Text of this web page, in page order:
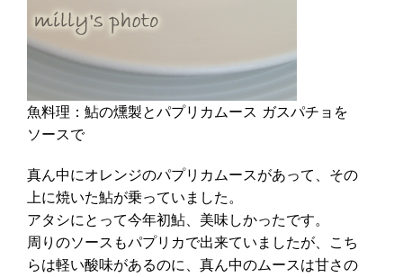
魚料理：鮎の燻製とパプリカムース ガスパチョを
ソースで
真ん中にオレンジのパプリカムースがあって、その
上に焼いた鮎が乗っていました。
アタシにとって今年初鮎、美味しかったです。
周りのソースもパプリカで出来ていましたが、こち
らは軽い酸味があるのに、真ん中のムースは甘さの